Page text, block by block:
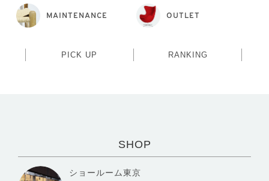
MAINTENANCE OUTLET
PICK UP RANKING
SHOP
ショールーム東京